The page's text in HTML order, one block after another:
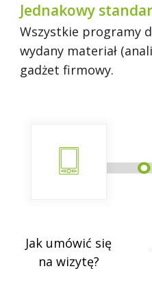
Jednakowy
Wszystkie programy
wydany materiał
gadżet firmowy.
Jak umówić się
na wizytę?